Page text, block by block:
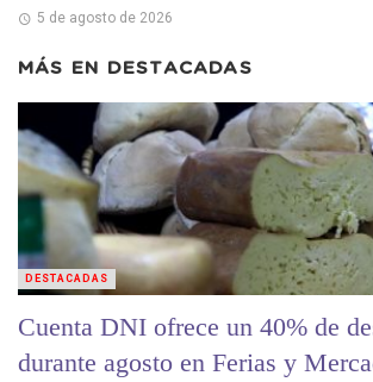
5 de agosto de 2026
MÁS EN DESTACADAS
Cuenta DNI ofrece un 40% de
durante agosto en Ferias y
DESTACADAS